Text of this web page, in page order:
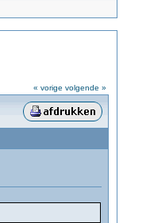
« vorige volgende »